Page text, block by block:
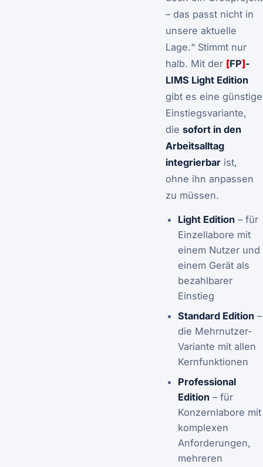
– das passt nicht in
unsere aktuelle
Lage.“ Stimmt nur
halb. Mit der [FP]-
LIMS Light Edition
gibt es eine günstige
Einstiegsvariante,
die sofort in den
Arbeitsalltag
integrierbar ist,
ohne ihn anpassen
zu müssen.
Light Edition– für
Einzellabore mit
einem Nutzer und
einem Gerät als
bezahlbarer
Einstieg
Standard Edition–
die Mehrnutzer-
Variante mit allen
Kernfunktionen
Professional
Edition– für
Konzernlabore mit
komplexen
Anforderungen,
mehreren